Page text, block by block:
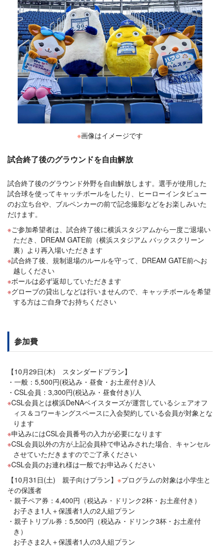
※画像はイメージです
試合終了後のグラウンドを自由解放
試合終了後のグラウンド外野を自由解放します。選手が使用した
試合球を使ってキャッチボールをしたり、ヒーローインタビュー
のお立ち台や、ブルペンカーの前で記念撮影などをお楽しみいた
だけます。
ご参加希望者は、試合終了後に横浜スタジアムから一度ご退場い
ただき、DREAM GATE前（横浜スタジアム バックスクリーン
裏）より再入場いただきます
試合終了後、規制退場のルールを守って、DREAM GATE前へお
越しください
ボールは必ず返却していただきます
グローブの貸出しなどは行いませんので、キャッチボールを希望
する方はご自身でお持ちください
参加費
【10月29日(木) スタンダードプラン】
一般：5,500円(税込み・昼食・お土産付き)/人
CSL会員：3,300円(税込み・昼食付き)/人
CSL会員とは横浜DeNAベイスターズが運営しているシェアオフ
ィス＆コワーキングスペースに入会契約している会員が対象とな
ります
申込みにはCSL会員番号の入力が必要になります
CSL会員以外の方が上記会員枠で申込みされた場合、キャンセル
させていただきますのでご了承ください
CSL会員のお連れ様は一般でお申込みください
【10月31日(土) 親子向けプラン】 ※プログラムの対象は小学生と
その保護者
親子ペア券：4,400円（税込み・ドリンク2杯・お土産付き）
お子さま1人＋保護者1人の2人組プラン
親子トリプル券：5,500円（税込み・ドリンク3杯・お土産付
き）
お子さま2人＋保護者1人の3人組プラン